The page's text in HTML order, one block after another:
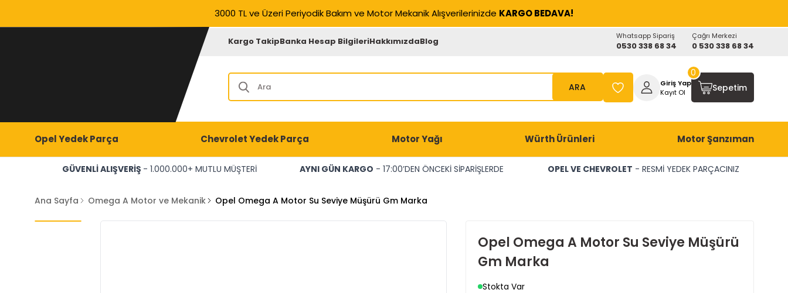
3000 TL ve Üzeri Periyodik Bakım ve Motor Mekanik Alışverilerinizde KARGO BEDAVA!
Kargo TakipBanka Hesap BilgileriHakkımızdaBlog Whatsapp Sipariş
0530 338 68 34
Çağrı Merkezi
0 530 338 68 34
ARA
Giriş Yap
Kayıt Ol
Sepetim
0
Opel Yedek Parça Chevrolet Yedek Parça Motor Yağı Würth Ürünleri Motor Şanzıman
GÜVENLİ ALIŞVERİŞ - 1.000.000+ MUTLU MÜŞTERİ AYNI GÜN KARGO - 17:00’DEN ÖNCEKİ SİPARİŞLERDE OPEL VE CHEVROLET - RESMİ YEDEK PARÇACINIZ
Ana Sayfa Omega A Motor ve Mekanik Opel Omega A Motor Su Seviye Müşürü Gm Marka
Opel Omega A Motor Su Seviye Müşürü
Gm Marka
Stokta Var